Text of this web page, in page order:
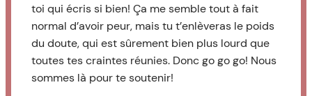
toi qui écris si bien! Ça me semble tout à fait
normal d’avoir peur, mais tu t’enlèveras le poids
du doute, qui est sûrement bien plus lourd que
toutes tes craintes réunies. Donc go go go! Nous
sommes là pour te soutenir!